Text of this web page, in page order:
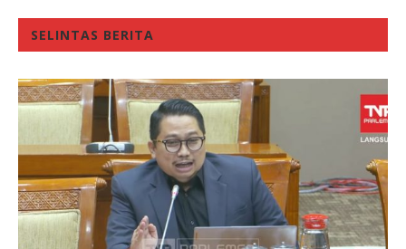
SELINTAS BERITA